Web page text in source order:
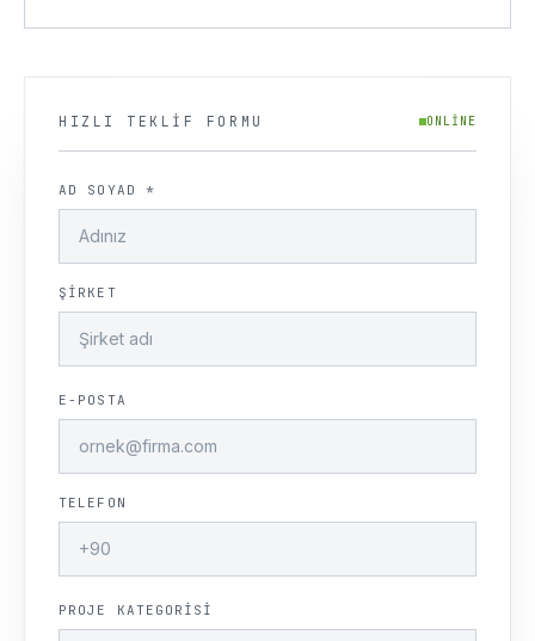
HIZLI TEKLIF FORMU ONLINE
AD SOYAD *
ŞIRKET
E-POSTA
TELEFON
PROJE KATEGORISI